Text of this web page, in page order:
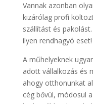
Vannak azonban
kizárólag profi
szállítást és
ilyen rendhagyó eset!
A műhelyeknek
adott vállalkozás és
ahogy otthonunkat
cég bővül, módosul